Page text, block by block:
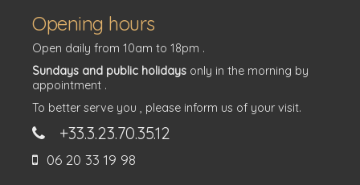
Opening hours
Open daily from 10am to 18pm .
Sundays and public holidays only in the morning by
appointment .
To better serve you , please inform us of your visit.
+33.3.23.70.35.12
06 20 33 19 98